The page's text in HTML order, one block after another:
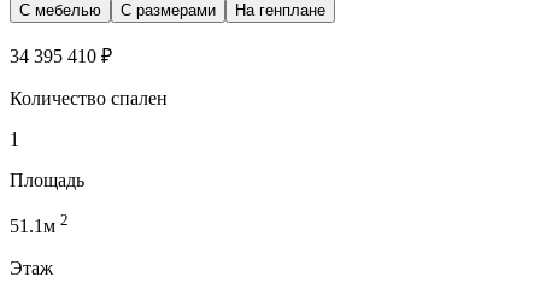
С мебелью С размерами На генплане
34 395 410 ₽
Количество спален
1
Площадь
51.1м 2
Этаж